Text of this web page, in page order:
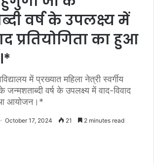
वर्ष के उपलक्ष्य में
प्रतियोगिता का हुआ
में प्रख्यात महिला नेत्री स्वर्गीय
वर्ष के उपलक्ष्य में वाद-विवाद
आयोजन।*
October 17, 2024 21 2 minutes read